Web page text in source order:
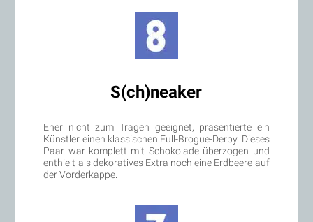
S(ch)neaker
Eher nicht zum Tragen geeignet, präsentierte ein
Künstler einen klassischen Full-Brogue-Derby. Dieses
Paar war komplett mit Schokolade überzogen und
enthielt als dekoratives Extra noch eine Erdbeere auf
der Vorderkappe.